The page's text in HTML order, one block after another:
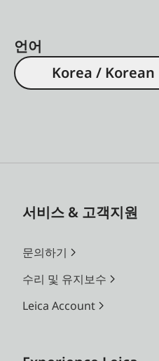
언어
Korea / Korean
서비스 & 고객지원
문의하기
수리 및 유지보수
Leica Account